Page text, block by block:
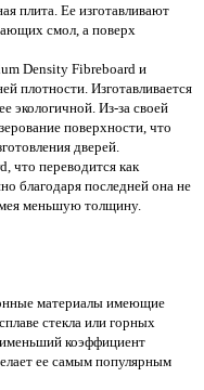
плита. Ее изготавливают
смол, а поверх
Density Fibreboard и
плотности. Изготавливается
экологичной. Из-за своей
поверхности, что
дверей.
что переводится как
благодаря последней она не
меньшую толщину.
материалы имеющие
стекла или горных
коэффициент
ее самым популярным